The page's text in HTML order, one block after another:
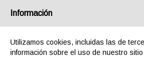
Información
Utilizamos cookies, incluidas las de
información sobre el uso de nuestro